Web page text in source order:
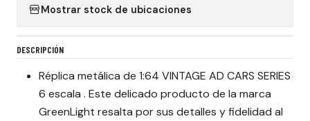
Mostrar stock de ubicaciones
DESCRIPCIÓN
Réplica metálica de 1:64 VINTAGE AD CARS SERIES
6 escala . Este delicado producto de la marca
GreenLight resalta por sus detalles y fidelidad al